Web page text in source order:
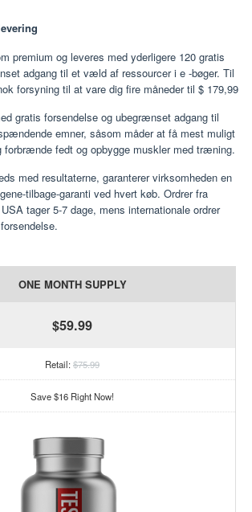
premium og leveres med yderligere 120 gratis
adgang til et væld af ressourcer i e -bøger. Til
forsyning til at vare dig fire måneder til $ 179,99
gratis forsendelse og ubegrænset adgang til
emner, såsom måder at få mest muligt
forbrænde fedt og opbygge muskler med træning.
med resultaterne, garanterer virksomheden en
tilbage-garanti ved hvert køb. Ordrer fra
tager 5-7 dage, mens internationale ordrer
ONE MONTH SUPPLY
$59.99
Retail:$75.99
Save $16 Right Now!